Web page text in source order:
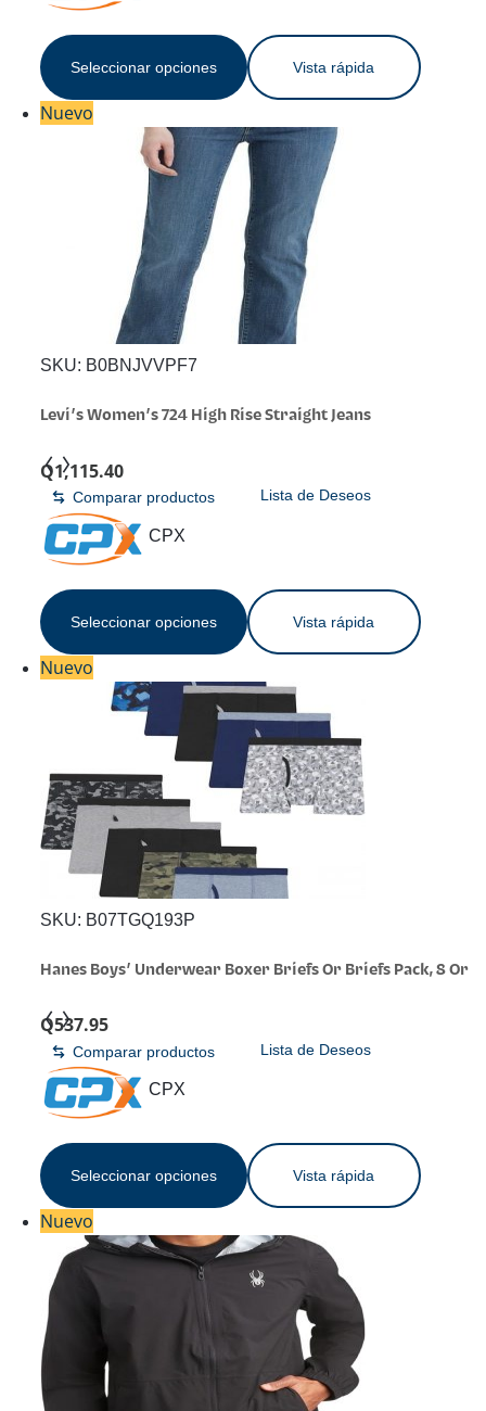
H49S66
Seleccionar opciones Vista rápida
Nuevo
Comparar productos Lista de Deseos
SKU: B0BNJVVPF7
Levi’s Women’s 724 High Rise Straight Jeans
Q1,115.40
CPX
Seleccionar opciones Vista rápida
Nuevo
Comparar productos Lista de Deseos
SKU: B07TGQ193P
Hanes Boys’ Underwear Boxer Briefs Or Briefs Pack, 8 Or
Boys
Q537.95
CPX
Seleccionar opciones Vista rápida
Nuevo